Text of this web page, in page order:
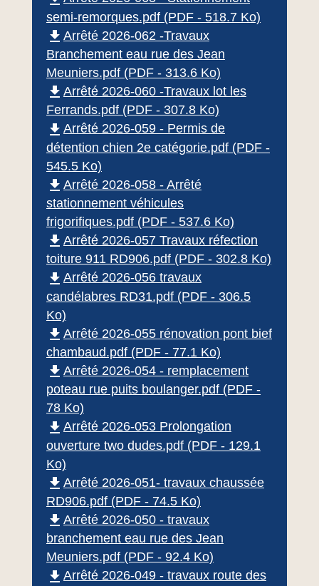
semi-remorques.pdf (PDF - 518.7 Ko)
file_download Arrêté 2026-062 -Travaux
Branchement eau rue des Jean
Meuniers.pdf (PDF - 313.6 Ko)
file_download Arrêté 2026-060 -Travaux lot les
Ferrands.pdf (PDF - 307.8 Ko)
file_download Arrêté 2026-059 - Permis de
détention chien 2e catégorie.pdf (PDF -
545.5 Ko)
file_download Arrêté 2026-058 - Arrêté
stationnement véhicules
frigorifiques.pdf (PDF - 537.6 Ko)
file_download Arrêté 2026-057 Travaux réfection
toiture 911 RD906.pdf (PDF - 302.8 Ko)
file_download Arrêté 2026-056 travaux
candélabres RD31.pdf (PDF - 306.5
Ko)
file_download Arrêté 2026-055 rénovation pont bief
chambaud.pdf (PDF - 77.1 Ko)
file_download Arrêté 2026-054 - remplacement
poteau rue puits boulanger.pdf (PDF -
78 Ko)
file_download Arrêté 2026-053 Prolongation
ouverture two dudes.pdf (PDF - 129.1
Ko)
file_download Arrêté 2026-051- travaux chaussée
RD906.pdf (PDF - 74.5 Ko)
file_download Arrêté 2026-050 - travaux
branchement eau rue des Jean
Meuniers.pdf (PDF - 92.4 Ko)
file_download Arrêté 2026-049 - travaux route des